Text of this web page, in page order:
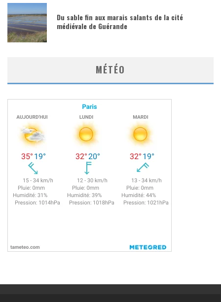
Du sable fin aux marais salants de la cité
médiévale de Guérande
MÉTÉO